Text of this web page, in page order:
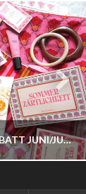
MY LITTLE BOX MIT 50% RABATT JUNI/JULI 2026